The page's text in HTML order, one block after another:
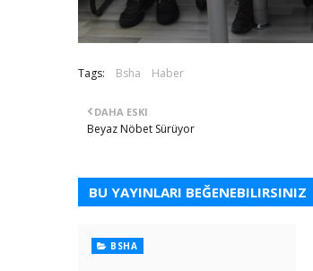
Tags: Bsha Haber
DAHA ESKI
Beyaz Nöbet Sürüyor
BU YAYINLARI BEĞENEBILIRSINIZ
BSHA